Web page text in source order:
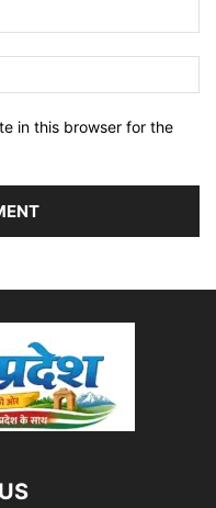
in this browser for the